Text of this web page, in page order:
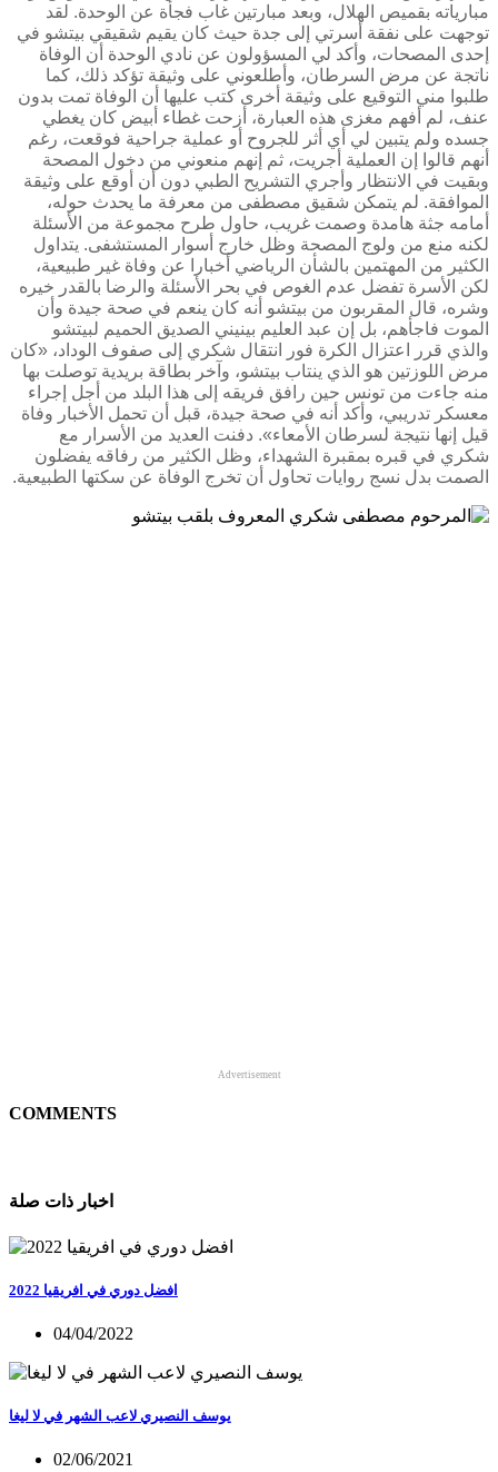
مبارياته بقميص الهلال، وبعد مبارتين غاب فجأة عن الوحدة. لقد
توجهت على نفقة أسرتي إلى جدة حيث كان يقيم شقيقي بيتشو في
إحدى المصحات، وأكد لي المسؤولون عن نادي الوحدة أن الوفاة
ناتجة عن مرض السرطان، وأطلعوني على وثيقة تؤكد ذلك، كما
طلبوا مني التوقيع على وثيقة أخرى كتب عليها أن الوفاة تمت بدون
عنف، لم أفهم مغزى هذه العبارة، أزحت غطاء أبيض كان يغطي
جسده ولم يتبين لي أي أثر للجروح أو عملية جراحية فوقعت، رغم
أنهم قالوا إن العملية أجريت، ثم إنهم منعوني من دخول المصحة
وبقيت في الانتظار وأجري التشريح الطبي دون أن أوقع على وثيقة
الموافقة. لم يتمكن شقيق مصطفى من معرفة ما يحدث حوله،
أمامه جثة هامدة وصمت غريب، حاول طرح مجموعة من الأسئلة
لكنه منع من ولوج المصحة وظل خارج أسوار المستشفى. يتداول
الكثير من المهتمين بالشأن الرياضي أخبارا عن وفاة غير طبيعية،
لكن الأسرة تفضل عدم الغوص في بحر الأسئلة والرضا بالقدر خيره
وشره، قال المقربون من بيتشو أنه كان ينعم في صحة جيدة وأن
الموت فاجأهم، بل إن عبد العليم بينيني الصديق الحميم لبيتشو
والذي قرر اعتزال الكرة فور انتقال شكري إلى صفوف الوداد، «كان
مرض اللوزتين هو الذي ينتاب بيتشو، وآخر بطاقة بريدية توصلت بها
منه جاءت من تونس حين رافق فريقه إلى هذا البلد من أجل إجراء
معسكر تدريبي، وأكد أنه في صحة جيدة، قبل أن تحمل الأخبار وفاة
قيل إنها نتيجة لسرطان الأمعاء». دفنت العديد من الأسرار مع
شكري في قبره بمقبرة الشهداء، وظل الكثير من رفاقه يفضلون
الصمت بدل نسج روايات تحاول أن تخرج الوفاة عن سكتها الطبيعية.
Advertisement
COMMENTS
اخبار ذات صلة
افضل دوري في افريقيا 2022
04/04/2022
يوسف النصيري لاعب الشهر في لا ليغا
02/06/2021